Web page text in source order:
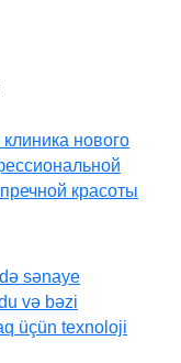
нового
красоты
sənaye
və bəzi
üçün texnoloji